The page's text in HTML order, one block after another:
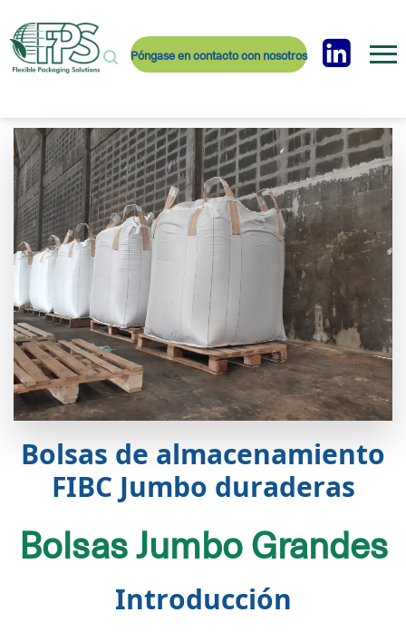
Póngase en contacto con nosotros
Bolsas de almacenamiento
FIBC Jumbo duraderas
Bolsas Jumbo Grandes
Introducción